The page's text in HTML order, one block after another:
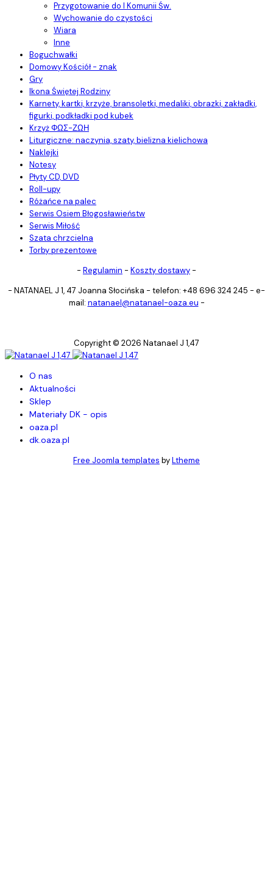
Przygotowanie do I Komunii Św.
Wychowanie do czystości
Wiara
Inne
Boguchwałki
Domowy Kościół - znak
Gry
Ikona Świętej Rodziny
Karnety, kartki, krzyże, bransoletki, medaliki, obrazki, zakładki,
figurki, podkładki pod kubek
Krzyż ΦΩΣ-ΖΩΗ
Liturgiczne: naczynia, szaty, bielizna kielichowa
Naklejki
Notesy
Płyty CD, DVD
Roll-upy
Różańce na palec
Serwis Osiem Błogosławieństw
Serwis Miłość
Szata chrzcielna
Torby prezentowe
- Regulamin - Koszty dostawy -
- NATANAEL J 1, 47 Joanna Słocińska - telefon: +48 696 324 245 - e-
mail: natanael@natanael-oaza.eu -
Copyright © 2026 Natanael J 1,47
O nas
Aktualności
Sklep
Materiały DK - opis
oaza.pl
dk.oaza.pl
Free Joomla templates byLtheme